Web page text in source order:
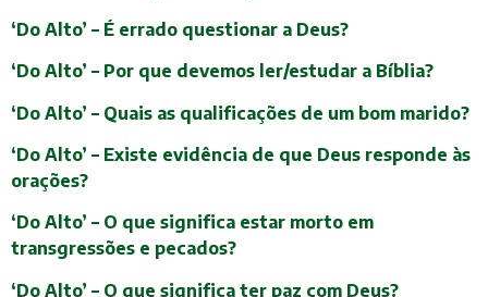
‘Do Alto’ – É errado questionar a Deus?
‘Do Alto’ – Por que devemos ler/estudar a Bíblia?
‘Do Alto’ – Quais as qualificações de um bom marido?
‘Do Alto’ – Existe evidência de que Deus responde às
orações?
‘Do Alto’ – O que significa estar morto em
transgressões e pecados?
‘Do Alto’ – O que significa ter paz com Deus?